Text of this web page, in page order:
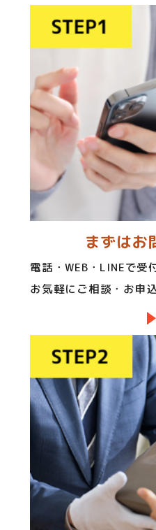
まずはお
電話・WEB・LINEで受
お気軽にご相談・お申